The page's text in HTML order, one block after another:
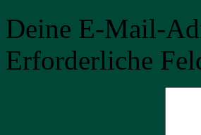
Deine E-Mail-
Erforderliche